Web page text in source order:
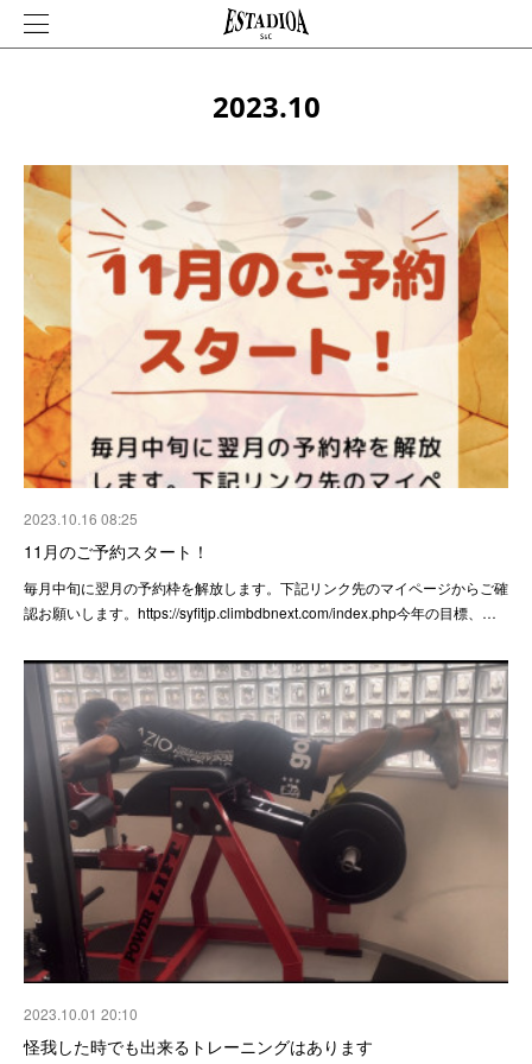
2023.10
2023.10.16 08:25
11月のご予約スタート！
毎月中旬に翌月の予約枠を解放します。下記リンク先のマイページからご確
認お願いします。https://syfitjp.climbdbnext.com/index.php今年の目標、…
2023.10.01 20:10
怪我した時でも出来るトレーニングはあります